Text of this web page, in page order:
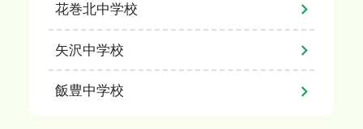
花巻北中学校
矢沢中学校
飯豊中学校